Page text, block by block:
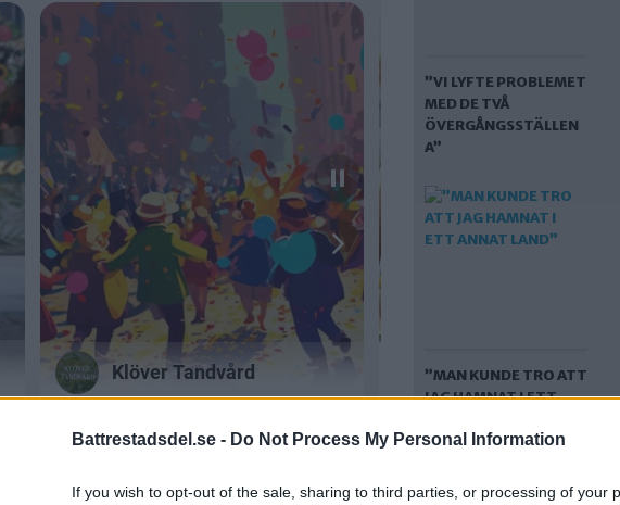
Battrestadsdel.se - Do Not Process My Personal Information
If you wish to opt-out of the sale, sharing to third parties, or processing of your
”VI LYFTE PROBLEMET
MED DE TVÅ
ÖVERGÅNGSSTÄLLEN
A”
”MAN KUNDE TRO ATT
JAG HAMNAT I ETT